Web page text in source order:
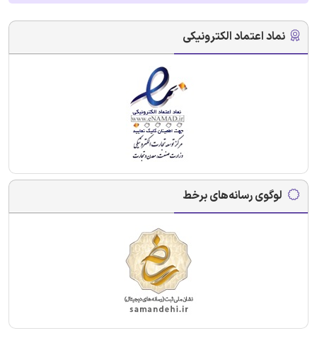
نماد اعتماد الکترونیکی
لوگوی رسانه‌های برخط